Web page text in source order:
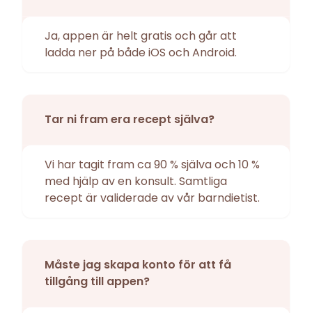
Ja, appen är helt gratis och går att
ladda ner på både iOS och Android.
Tar ni fram era recept själva?
Vi har tagit fram ca 90 % själva och 10 %
med hjälp av en konsult. Samtliga
recept är validerade av vår barndietist.
Måste jag skapa konto för att få
tillgång till appen?